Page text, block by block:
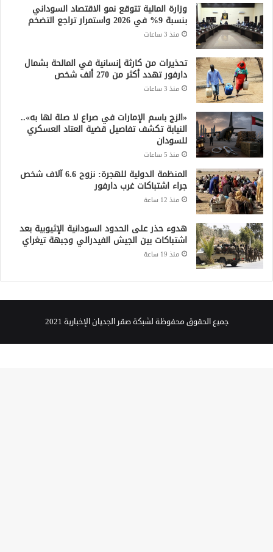
وزارة المالية تتوقع نمو الاقتصاد السوداني
بنسبة 9% في 2026 واستمرار تراجع التضخم
منذ 3 ساعات
تحذيرات من كارثة إنسانية في المالحة بشمال
دارفور تهدد أكثر من 270 ألف شخص
منذ 3 ساعات
«الزج باسم الإمارات في صراع لا صلة لها به»..
النيابة تكشف تفاصيل قضية العتاد العسكري
للسودان
منذ 5 ساعات
المنظمة الدولية للهجرة: نزوح 6.6 آلاف شخص
جراء اشتباكات غرب دارفور
منذ 12 ساعة
هدوء حذر على الحدود السودانية الإثيوبية بعد
اشتباكات بين الجيش الفيدرالي وجبهة تيغراي
منذ 19 ساعة
جميع الحقوق محفوظة لشبكة صقر الجديان الإخبارية 2021